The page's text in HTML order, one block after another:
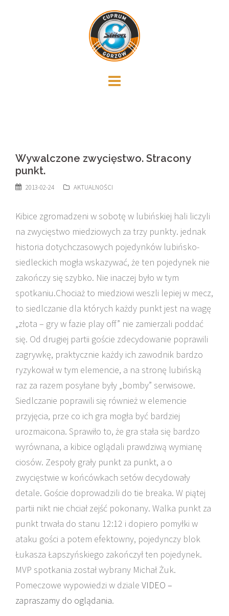
Wywalczone zwycięstwo. Stracony
punkt.
2013-02-24 AKTUALNOŚCI
Kibice zgromadzeni w sobotę w lubińskiej hali liczyli
na zwycięstwo miedziowych za trzy punkty. jednak
historia dotychczasowych pojedynków lubińsko-
siedleckich mogła wskazywać, że ten pojedynek nie
zakończy się szybko. Nie inaczej było w tym
spotkaniu.Chociaż to miedziowi weszli lepiej w mecz,
to siedlczanie dla których każdy punkt jest na wagę
„złota – gry w fazie play off” nie zamierzali poddać
się. Od drugiej partii goście zdecydowanie poprawili
zagrywkę, praktycznie każdy ich zawodnik bardzo
ryzykował w tym elemencie, a na stronę lubińską
raz za razem posyłane były „bomby” serwisowe.
Siedlczanie poprawili się również w elemencie
przyjęcia, prze co ich gra mogła być bardziej
urozmaicona. Sprawiło to, że gra stała się bardzo
wyrównana, a kibice oglądali prawdziwą wymianę
ciosów. Zespoły grały punkt za punkt, a o
zwycięstwie w końcówkach setów decydowały
detale. Goście doprowadzili do tie breaka. W piątej
partii nikt nie chciał zejść pokonany. Walka punkt za
punkt trwała do stanu 12:12 i dopiero pomyłki w
ataku gości a potem efektowny, pojedynczy blok
Łukasza Łapszyńskiego zakończył ten pojedynek.
MVP spotkania został wybrany Michał Żuk.
Pomeczowe wypowiedzi w dziale VIDEO –
zapraszamy do oglądania.